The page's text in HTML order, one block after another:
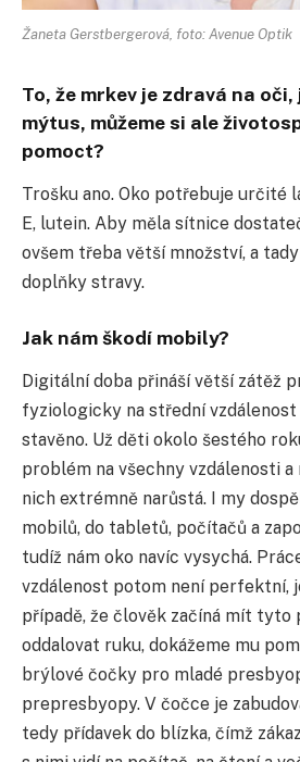
Žaneta Gerstbergerová, foto: Avenue Optik
To, že mrkev je zdravá na
mýtus, můžeme si ale
pomoct?
Trošku ano. Oko potřebuje určité
E, lutein. Aby měla sítnice
ovšem třeba větší množství, a
doplňky stravy.
Jak nám škodí mobily?
Digitální doba přináší větší zátěž
fyziologicky na střední
stavěno. Už děti okolo šestého
problém na všechny vzdálenosti
nich extrémně narůstá. I my
mobilů, do tabletů, počítačů a
tudíž nám oko navíc vysychá.
vzdálenost potom není perfektní,
případě, že člověk začíná mít tyto
oddalovat ruku, dokážeme mu
brýlové čočky pro mladé
prepresbyopy. V čočce je
tedy přídavek do blízka, čímž